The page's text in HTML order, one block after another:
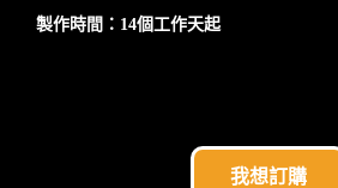
製作時間：14個工作天起
我想訂購